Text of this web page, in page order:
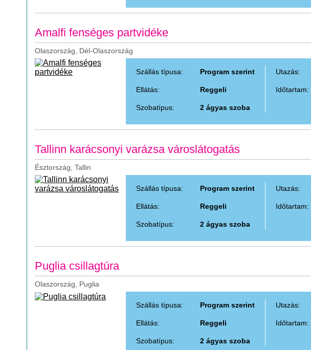
Amalfi fenséges partvidéke
Olaszország, Dél-Olaszország
Szállás típusa: Program szerint
Ellátás: Reggeli
Szobatípus: 2 ágyas szoba
Utazás:
Időtartam:
Tallinn karácsonyi varázsa városlátogatás
Észtország, Tallin
Szállás típusa: Program szerint
Ellátás: Reggeli
Szobatípus: 2 ágyas szoba
Utazás:
Időtartam:
Puglia csillagtúra
Olaszország, Puglia
Szállás típusa: Program szerint
Ellátás: Reggeli
Szobatípus: 2 ágyas szoba
Utazás:
Időtartam: